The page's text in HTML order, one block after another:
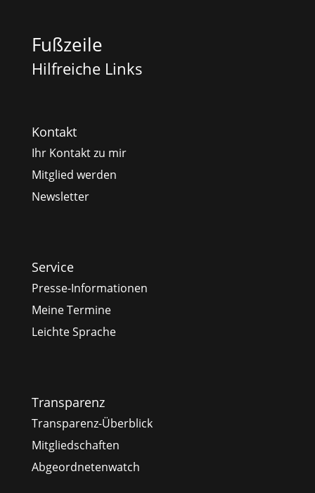
Fußzeile
Hilfreiche Links
Kontakt
Ihr Kontakt zu mir
Mitglied werden
Newsletter
Service
Presse-Informationen
Meine Termine
Leichte Sprache
Transparenz
Transparenz-Überblick
Mitgliedschaften
Abgeordnetenwatch